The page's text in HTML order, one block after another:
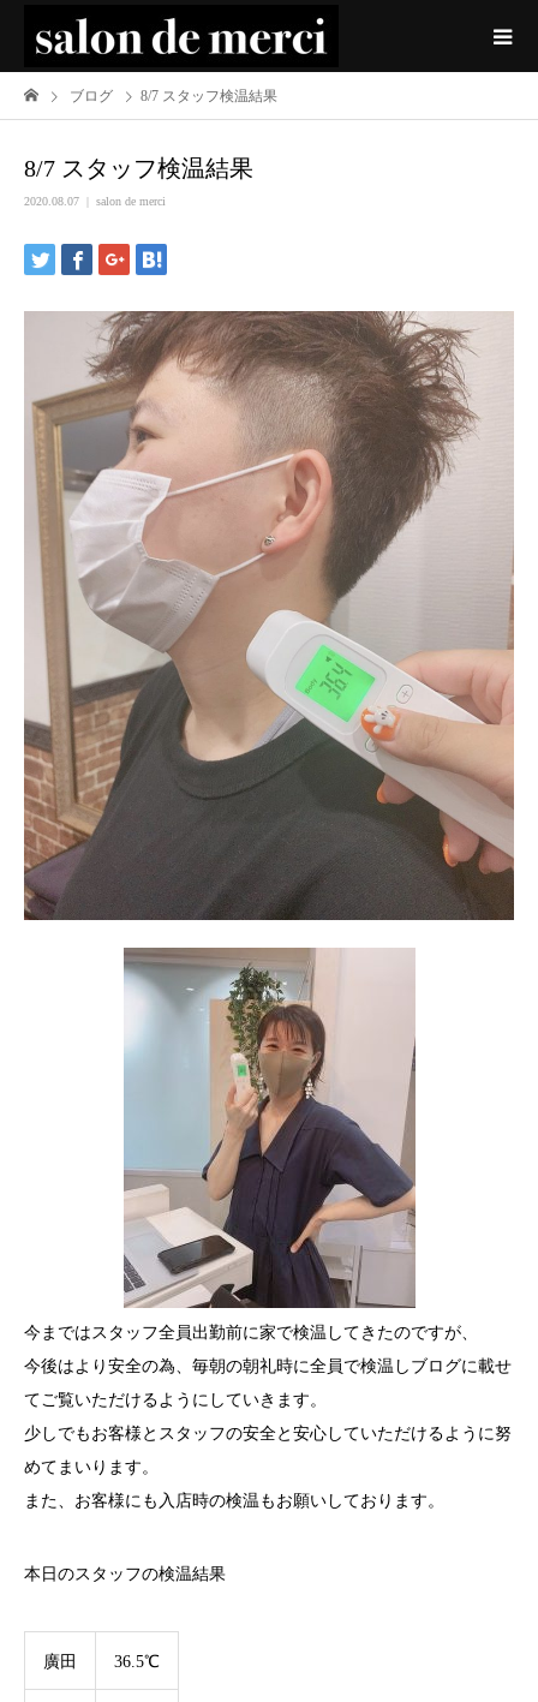
ブログ 8/7 スタッフ検温結果
8/7 スタッフ検温結果
2020.08.07 salon de merci
今まではスタッフ全員出勤前に家で検温してきたのですが、
今後はより安全の為、毎朝の朝礼時に全員で検温しブログに載せ
てご覧いただけるようにしていきます。
少しでもお客様とスタッフの安全と安心していただけるように努
めてまいります。
また、お客様にも入店時の検温もお願いしております。
本日のスタッフの検温結果
廣田 36.5℃